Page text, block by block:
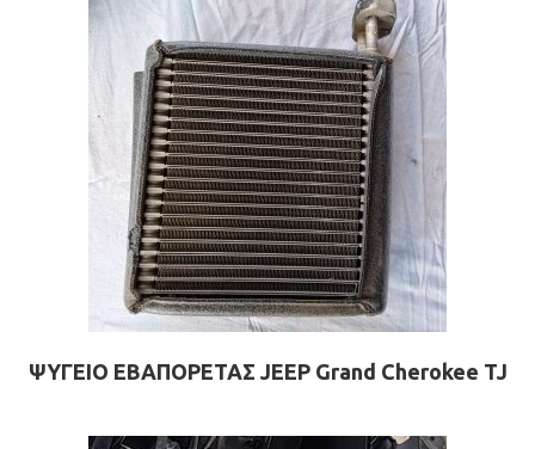
ΨΥΓΕΙΟ ΕΒΑΠΟΡΕΤΑΣ JEEP Grand Cherokee TJ